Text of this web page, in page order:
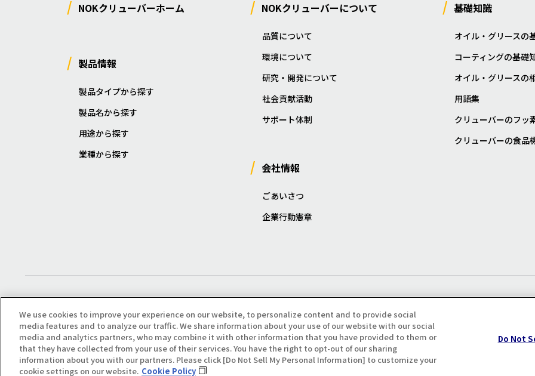
NOKクリューバーホーム
製品情報
製品タイプから探す
製品名から探す
用途から探す
業種から探す
NOKクリューバーについて
品質について
環境について
研究・開発について
社会貢献活動
サポート体制
会社情報
ごあいさつ
企業行動憲章
基礎知識
オイル・グリースの
コーティングの基礎
オイル・グリースの
用語集
クリューバーのフッ
クリューバーの食品
プライバシー・クッキーポリシ
Copyright(C) All Right Reserved. Producted by NOK KLÜBER CO., LTD.
We use cookies to improve your experience on our website, to personalize content and to provide social
media features and to analyze our traffic. We share information about your use of our website with our social
media and analytics partners, who may combine it with other information that you have provided to them or
that they have collected from your use of their services. You have the right to opt-out of our sharing
information about you with our partners. Please click [Do Not Sell My Personal Information] to customize your
cookie settings on our website. Cookie Policy
Do Not